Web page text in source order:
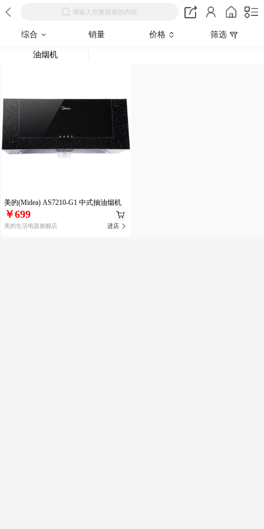
请输入您要搜索的内容
综合 销量 价格 筛选
油烟机
美的(Midea) AS7210-G1 中式抽油烟机
￥699
进店
美的生活电器旗舰店